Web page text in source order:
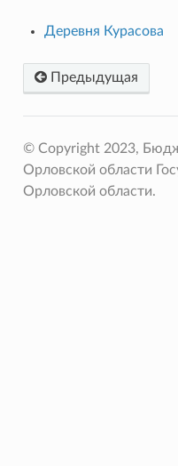
Деревня Курасова
Предыдущая
© Copyright 2023,
Орловской области
Орловской области.